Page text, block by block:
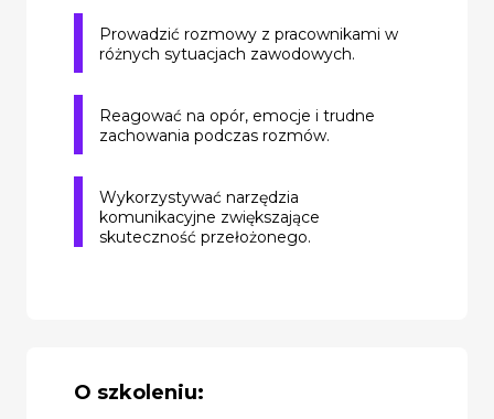
Prowadzić rozmowy z pracownikami w
różnych sytuacjach zawodowych.
Reagować na opór, emocje i trudne
zachowania podczas rozmów.
Wykorzystywać narzędzia
komunikacyjne zwiększające
skuteczność przełożonego.
O szkoleniu: